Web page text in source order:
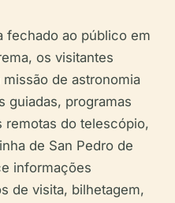
fechado ao público em
os visitantes
de astronomia
guiadas, programas
remotas do telescópio,
de San Pedro de
informações
de visita, bilhetagem,